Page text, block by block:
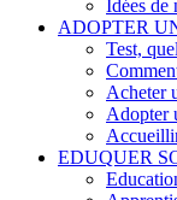
Idées de
ADOPTER
Test,
Acheter
Adopter
EDUQUER